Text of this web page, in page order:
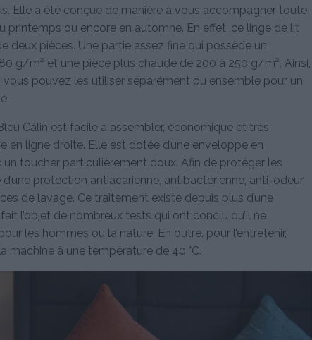
Elle a été conçue de manière à vous accompagner toute
printemps ou encore en automne. En effet, ce linge de lit
deux pièces. Une partie assez fine qui possède un
g/m² et une pièce plus chaude de 200 à 250 g/m². Ainsi,
pouvez les utiliser séparément ou ensemble pour un
Câlin est facile à assembler, économique et très
en ligne droite. Elle est dotée d’une enveloppe en
toucher particulièrement doux. Afin de protéger les
protection antiacarienne, antibactérienne, anti-odeur
de lavage. Ce traitement existe depuis plus d’une
l’objet de nombreux tests qui ont conclu qu’il ne
les hommes ou la nature. En outre, pour l’entretenir,
machine à une température de 40 °C.